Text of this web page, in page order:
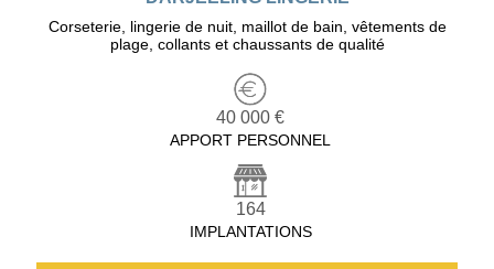
Corseterie, lingerie de nuit, maillot de bain, vêtements de
plage, collants et chaussants de qualité
40 000 €
APPORT PERSONNEL
164
IMPLANTATIONS